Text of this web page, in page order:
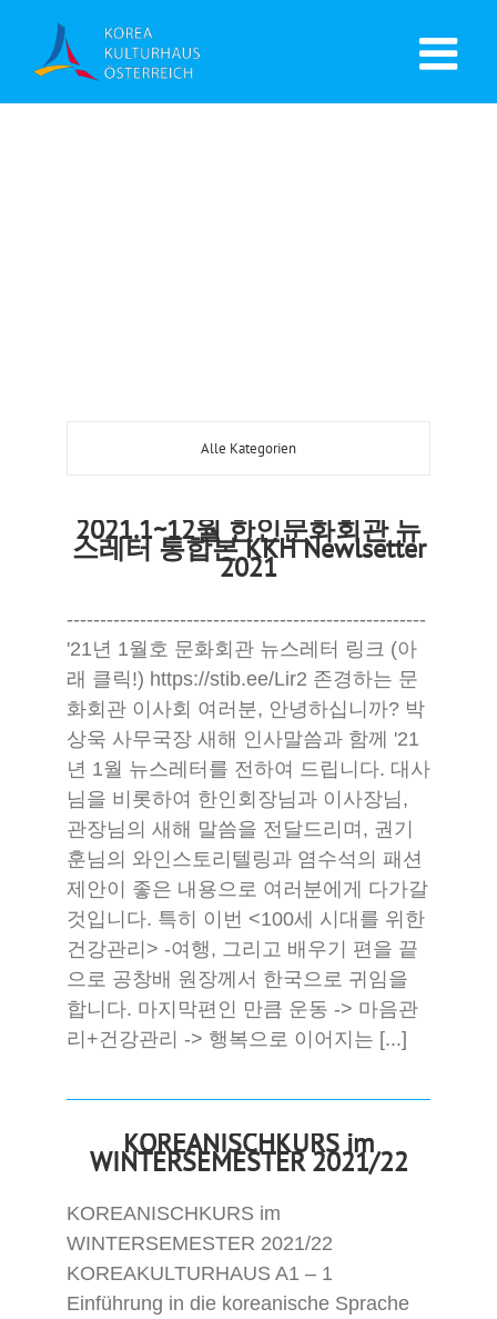
Alle Kategorien
2021.1~12월 한인문화회관 뉴
스레터 통합본 KKH Newlsetter
2021
------------------------------------------------------
'21년 1월호 문화회관 뉴스레터 링크 (아
래 클릭!) https://stib.ee/Lir2 존경하는 문
화회관 이사회 여러분, 안녕하십니까? 박
상욱 사무국장 새해 인사말씀과 함께 '21
년 1월 뉴스레터를 전하여 드립니다. 대사
님을 비롯하여 한인회장님과 이사장님,
관장님의 새해 말씀을 전달드리며, 권기
훈님의 와인스토리텔링과 염수석의 패션
제안이 좋은 내용으로 여러분에게 다가갈
것입니다. 특히 이번 <100세 시대를 위한
건강관리> -여행, 그리고 배우기 편을 끝
으로 공창배 원장께서 한국으로 귀임을
합니다. 마지막편인 만큼 운동 -> 마음관
리+건강관리 -> 행복으로 이어지는 [...]
KOREANISCHKURS im
WINTERSEMESTER 2021/22
KOREANISCHKURS im
WINTERSEMESTER 2021/22
KOREAKULTURHAUS A1 – 1
Einführung in die koreanische Sprache